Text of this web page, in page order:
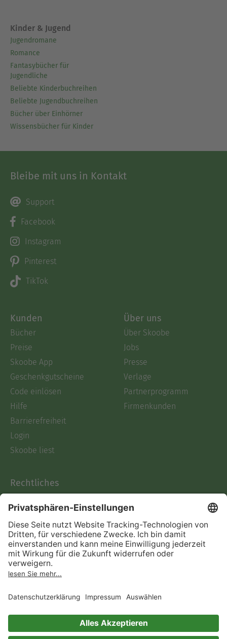
Kinder & Jugend
Jugendromane
Romance
Fantasybücher für
Jugendliche
Beliebte Kinderbuchreihen
Beliebte Jugendbuchreihen
Bücher über Einhörner
Wissensbücher für Kinder
Bleibe mit uns in Kontakt
Support
Facebook
Instagram
Pinterest
TikTok
Kunden
Bücher
Preise
Skoobe App
Geschenkgutscheine
Code einlösen
Hilfe
Barrierefreiheit
Login
Skoobe liest
Über uns
Über Skoobe
Jobs
Presse
Verlage
Partnerprogramm
Firmenkunden
Rechtliches
AGB
Informationen nach Data
Act
Verträge hier kündigen
Impressum
Immer ein gutes Buch